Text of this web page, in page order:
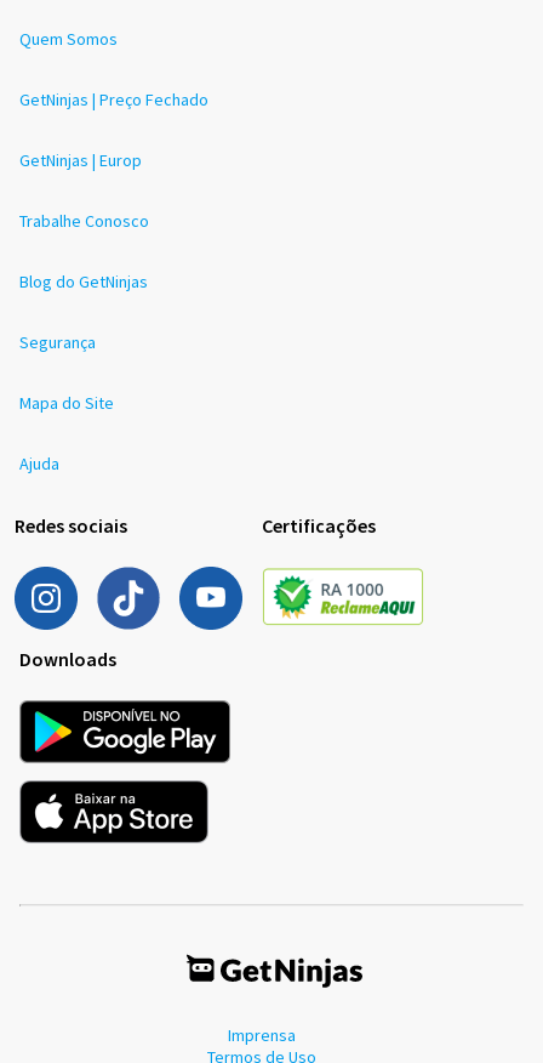
Quem Somos
GetNinjas | Preço Fechado
GetNinjas | Europ
Trabalhe Conosco
Blog do GetNinjas
Segurança
Mapa do Site
Ajuda
Redes sociais Certificações
Downloads
Imprensa
Termos de Uso